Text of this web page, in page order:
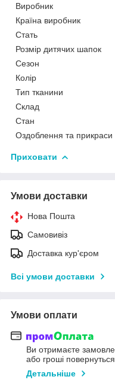
Виробник
Країна виробник
Стать
Розмір дитячих шапок
Сезон
Колір
Тип тканини
Склад
Стан
Оздоблення та прикраси
Приховати
Умови доставки
Нова Пошта
Самовивіз
Доставка кур'єром
Всі умови доставки
Умови оплати
Ви отримаєте
або гроші
Детальніше